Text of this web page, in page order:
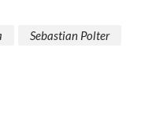
Sebastian Polter